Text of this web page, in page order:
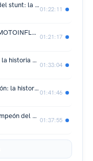
T2EP3 | De profesor a maestro del stunt: la historia de Emilio Zamora | MotoInfluence Podcast
01:22:11
T2EP2 | En el nombre del hijo | MOTOINFLUENCE PODCAST
01:21:17
T2EP1 |De una oficina a 1.2 mill: la historia de Majes en Moto | MOTOINFLUENCE PODCAST
01:33:04
De Alibaba a millones de inversión: la historia real de Velca contada por su COO, César Flores
01:41:46
Chicho Lorenzo: De padre de campeón del mundo de MotoGP a formador de éxito
01:37:55